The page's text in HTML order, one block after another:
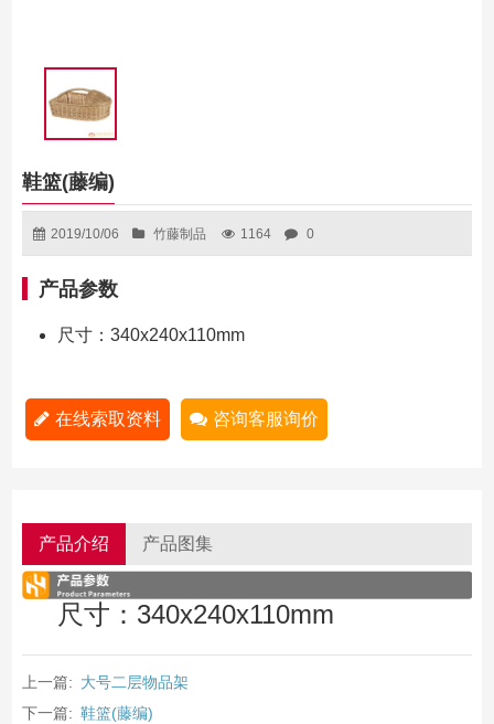
鞋篮(藤编)
2019/10/06 竹藤制品 1164 0
产品参数
尺寸：340x240x110mm
在线索取资料 咨询客服询价
产品介绍 产品图集
尺寸：340x240x110mm
上一篇: 大号二层物品架
下一篇: 鞋篮(藤编)